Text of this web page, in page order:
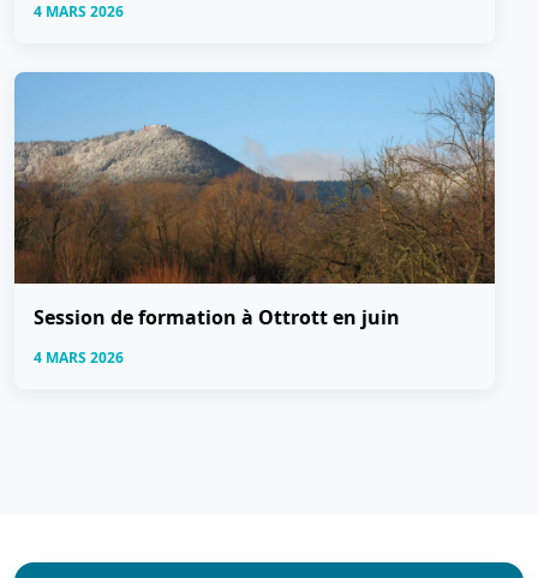
4 MARS 2026
Session de formation à Ottrott en juin
4 MARS 2026